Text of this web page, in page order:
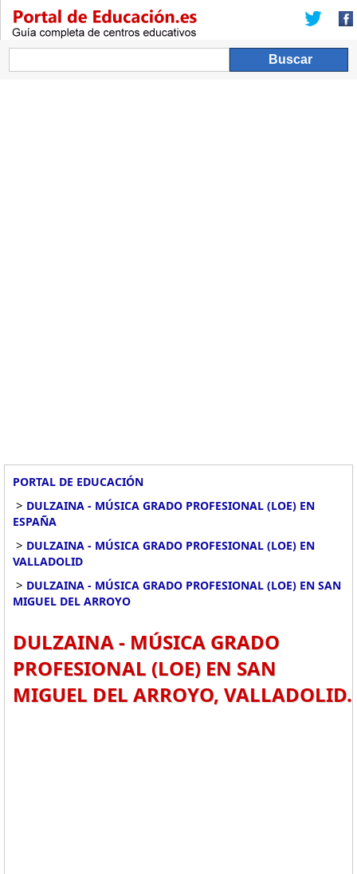
PORTAL DE EDUCACIÓN
> DULZAINA - MÚSICA GRADO PROFESIONAL (LOE) EN
ESPAÑA
> DULZAINA - MÚSICA GRADO PROFESIONAL (LOE) EN
VALLADOLID
> DULZAINA - MÚSICA GRADO PROFESIONAL (LOE) EN SAN
MIGUEL DEL ARROYO
DULZAINA - MÚSICA GRADO
PROFESIONAL (LOE) EN SAN
MIGUEL DEL ARROYO, VALLADOLID.